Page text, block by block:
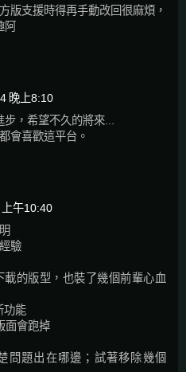
版支援時得再手動改回很麻煩，
晚上8:10
，希望不久的將來...
會喜歡這平台。
午10:40
驗
載的版型，也裝了幾個前輩心血
功能
面會跑掉
問題出在哪邊；試著移除幾個